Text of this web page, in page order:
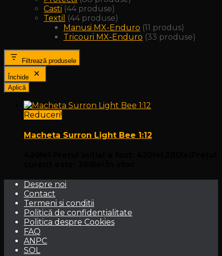
Casti 44 produse
Textil
44 produse
Manusi MX-Enduro 11 produs
Tricouri MX-Enduro 33 produse
Filtrează produsele
Închide
Aplică
Reduceri!
Macheta Surron Light Bee 1:12
Despre noi
Contact
Termeni si conditii
Politică de confidențialitate
Politica despre Cookies
FAQ
ANPC
SOL